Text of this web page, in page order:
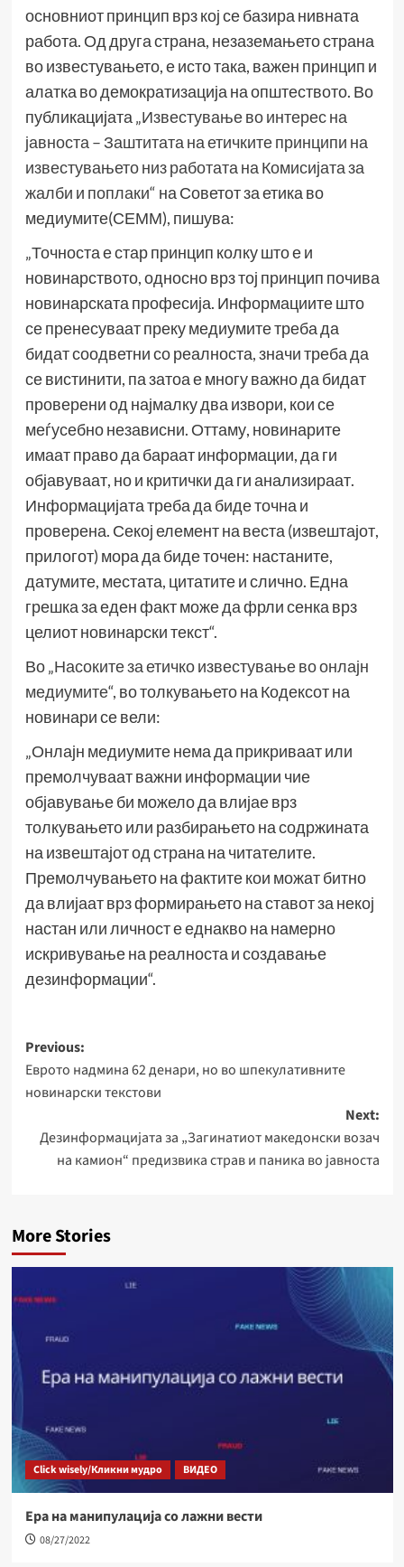
основниот принцип врз кој се базира нивната
работа. Од друга страна, незаземањето страна
во известувањето, е исто така, важен принцип и
алатка во демократизација на општеството. Во
публикацијата „Известување во интерес на
јавноста – Заштитата на етичките принципи на
известувањето низ работата на Комисијата за
жалби и поплаки“ на Советот за етика во
медиумите(СЕММ), пишува:
„Точноста е стар принцип колку што е и
новинарството, односно врз тој принцип почива
новинарската професија. Информациите што
се пренесуваат преку медиумите треба да
бидат соодветни со реалноста, значи треба да
се вистинити, па затоа е многу важно да бидат
проверени од најмалку два извори, кои се
меѓусебно независни. Оттаму, новинарите
имаат право да бараат информации, да ги
објавуваат, но и критички да ги анализираат.
Информацијата треба да биде точна и
проверена. Секој елемент на веста (извештајот,
прилогот) мора да биде точен: настаните,
датумите, местата, цитатите и слично. Една
грешка за еден факт може да фрли сенка врз
целиот новинарски текст“.
Во „Насоките за етичко известување во онлајн
медиумите“, во толкувањето на Кодексот на
новинари се вели:
„Онлајн медиумите нема да прикриваат или
премолчуваат важни информации чие
објавување би можело да влијае врз
толкувањето или разбирањето на содржината
на извештајот од страна на читателите.
Премолчувањето на фактите кои можат битно
да влијаат врз формирањето на ставот за некој
настан или личност е еднакво на намерно
искривување на реалноста и создавање
дезинформации“.
Post
navigation
Previous:
Eврото надмина 62 денари, но во шпекулативните
новинарски текстови
Next:
Дезинформацијата за „Загинатиот македонски возач
на камион“ предизвика страв и паника во јавноста
More Stories
Click wisely/Кликни мудро ВИДЕО
Ера на манипулација со лажни вести
08/27/2022